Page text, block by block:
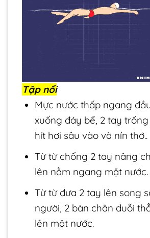
Tập nổi
Mực nước thấp ngang
xuống đáy bể, 2 tay
hít hơi sâu vào và nín thở..
Từ từ chống 2 tay nâng
lên nằm ngang mặt nước.
Từ từ đưa 2 tay lên song
người, 2 bàn chân duỗi
lên mặt nước.